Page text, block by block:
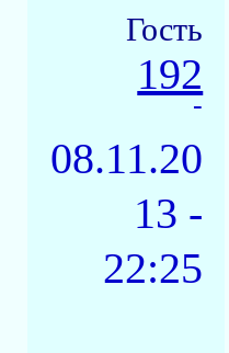
Гость
192
-
08.11.20
13 -
22:25